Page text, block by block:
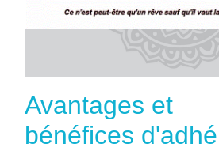
Avantages et
bénéfices